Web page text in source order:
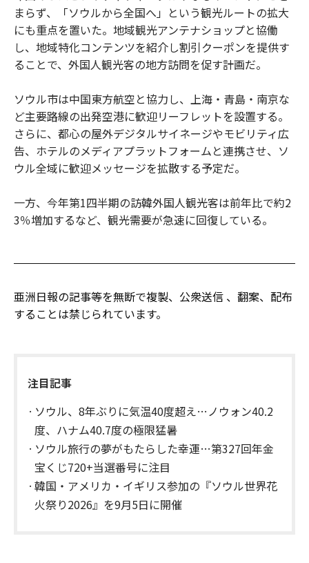
まらず、「ソウルから全国へ」という観光ルートの拡大
にも重点を置いた。地域観光アンテナショップと協働
し、地域特化コンテンツを紹介し割引クーポンを提供す
ることで、外国人観光客の地方訪問を促す計画だ。
ソウル市は中国東方航空と協力し、上海・青島・南京な
ど主要路線の出発空港に歓迎リーフレットを設置する。
さらに、都心の屋外デジタルサイネージやモビリティ広
告、ホテルのメディアプラットフォームと連携させ、ソ
ウル全域に歓迎メッセージを拡散する予定だ。
一方、今年第1四半期の訪韓外国人観光客は前年比で約2
3％増加するなど、観光需要が急速に回復している。
亜洲日報の記事等を無断で複製、公衆送信 、翻案、配布
することは禁じられています。
注目記事
ソウル、8年ぶりに気温40度超え…ノウォン40.2
度、ハナム40.7度の極限猛暑
ソウル旅行の夢がもたらした幸運…第327回年金
宝くじ720+当選番号に注目
韓国・アメリカ・イギリス参加の『ソウル世界花
火祭り2026』を9月5日に開催